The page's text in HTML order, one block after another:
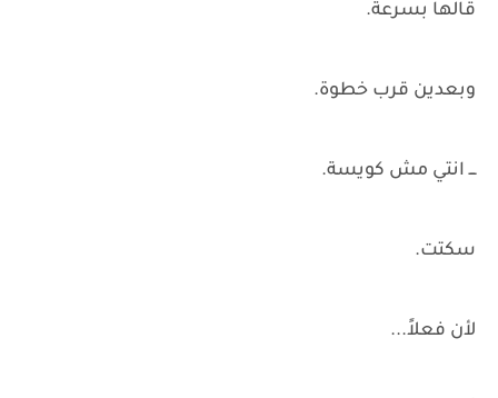
قالها بسرعة.
وبعدين قرب خطوة.
ـــ انتي مش كويسة.
سكتت.
لأن فعلاً...